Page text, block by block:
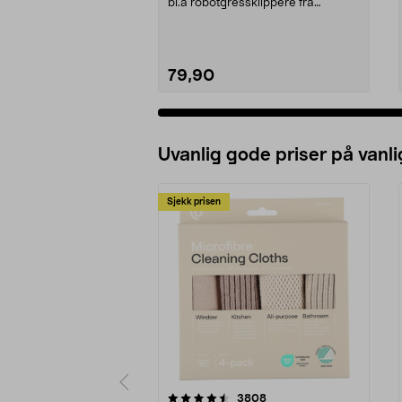
bl.a robotgressklippere fra
79,90
Uvanlig gode priser på
Sjekk prisen
3808anmeldelser
4.5av 5 stjerner